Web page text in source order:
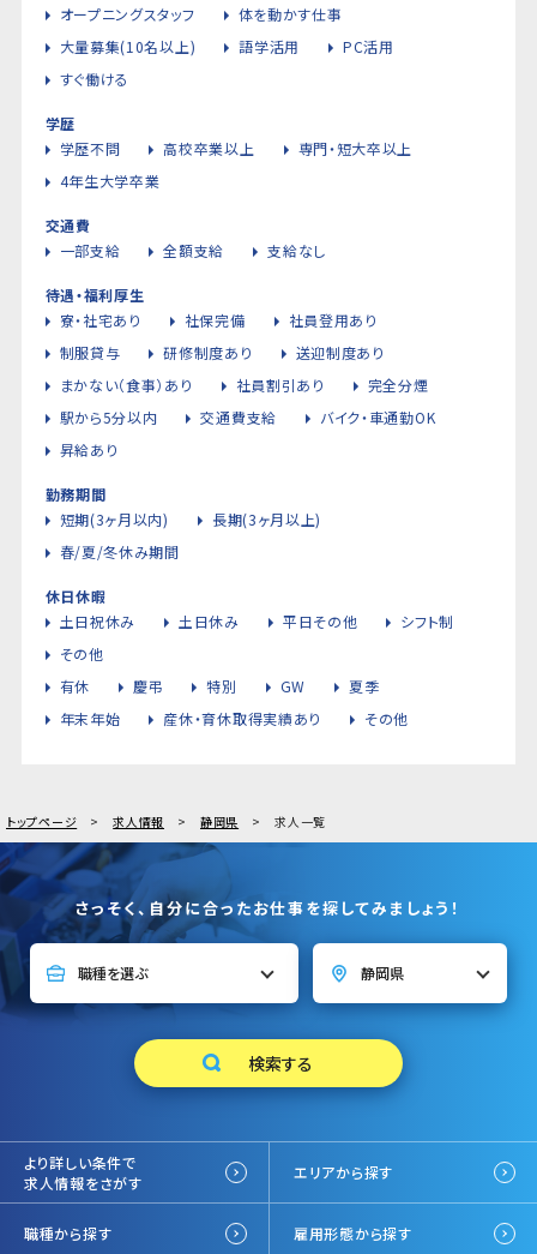
オープニングスタッフ
体を動かす仕事
大量募集(10名以上)
語学活用
PC活用
すぐ働ける
学歴
学歴不問
高校卒業以上
専門・短大卒以上
4年生大学卒業
交通費
一部支給
全額支給 支給なし
待遇・福利厚生
寮・社宅あり
社保完備
社員登用あり
制服貸与
研修制度あり
送迎制度あり
まかない（食事）あり
社員割引あり
完全分煙
駅から5分以内
交通費支給
バイク・車通勤OK
昇給あり
勤務期間
短期(3ヶ月以内)
長期(3ヶ月以上)
春/夏/冬休み期間
休日休暇
土日祝休み
土日休み 平日その他
シフト制
その他
有休
慶弔 特別 GW
夏季
年末年始
産休・育休取得実績あり その他
トップページ 求人情報 静岡県 求人一覧
さっそく、自分に合ったお仕事を探してみましょう！
より詳しい条件で
求人情報をさがす
エリアから探す
職種から探す 雇用形態から探す